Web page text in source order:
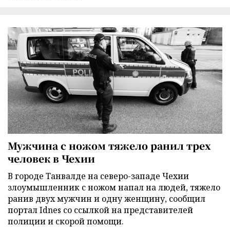
Мужчина с ножом тяжело ранил трех
человек в Чехии
В городе Танвалде на северо-западе Чехии
злоумышленник с ножом напал на людей, тяжело
ранив двух мужчин и одну женщину, сообщил
портал Idnes со ссылкой на представителей
полиции и скорой помощи.